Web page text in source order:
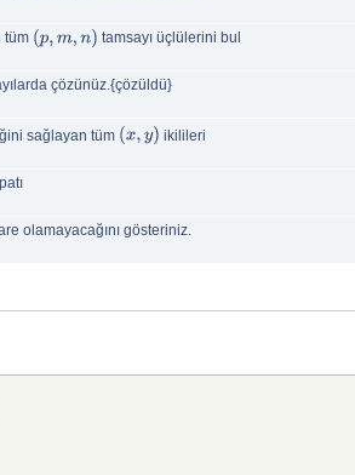
tüm (p,m,n) tamsayı üçlülerini bul
çözünüz.{çözüldü}
sağlayan tüm (x,y ) ikilileri
olamayacağını gösteriniz.